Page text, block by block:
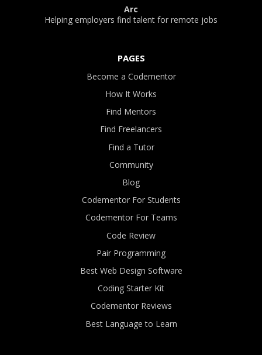
Arc
Helping employers find talent for remote jobs
PAGES
Become a Codementor
How It Works
Find Mentors
Find Freelancers
Find a Tutor
Community
Blog
Codementor For Students
Codementor For Teams
Code Review
Pair Programming
Best Web Design Software
Coding Starter Kit
Codementor Reviews
Best Language to Learn